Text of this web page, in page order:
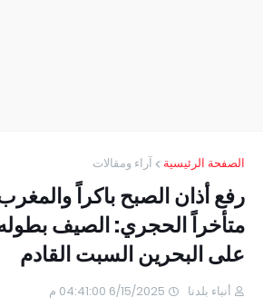
الصفحة الرئيسية آراء ومقالات
رفع أذان الصبح باكراً
متأخراً الحجري: الصيف
على البحرين السبت القادم
أنباء بلدنا 6/15/2025 04:41:00 م